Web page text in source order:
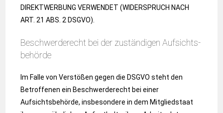
DIREKTWERBUNG VERWENDET (WIDERSPRUCH NACH
ART. 21 ABS. 2 DSGVO).
Beschwerde­recht bei der zuständigen Aufsichts­
behörde
Im Falle von Verstößen gegen die DSGVO steht den
Betroffenen ein Beschwerderecht bei einer
Aufsichtsbehörde, insbesondere in dem Mitgliedstaat